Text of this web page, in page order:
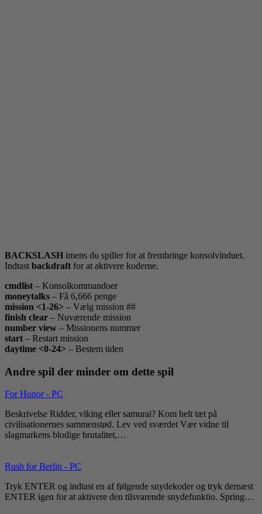
BACKSLASH imens du spiller for at frembringe konsolvinduet.
Indtast backdraft for at aktivere koderne.
cmdlist – Konsolkommandoer
moneytalks – Få 6,666 penge
mission <1-26> – Vælg mission ##
finish clear – Nuværende mission
number view – Missionens nummer
start – Restart mission
daytime <0-24> – Bestem tiden
Andre spil der minder om dette spil
For Honor - PC
Beskrivelse Ridder, viking eller samurai? Kom helt tæt på
civilisationernes sammenstød. Lev ved sværdet Vær vidne til
slagmarkens blodige brutalitet,…
Rush for Berlin - PC
Tryk ENTER og indtast en af følgende snydekoder og tryk dernæst
ENTER igen for at aktivere den tilsvarende snydefunktio. Spring…